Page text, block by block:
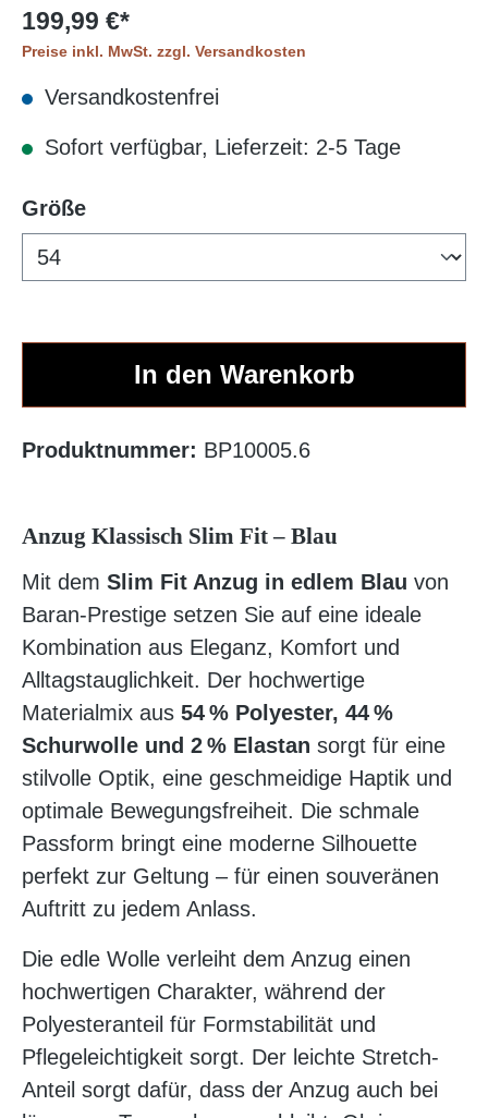
199,99 €*
Preise inkl. MwSt. zzgl. Versandkosten
Versandkostenfrei
Sofort verfügbar, Lieferzeit: 2-5 Tage
Größeauswählen
In den Warenkorb
Produktnummer: BP10005.6
Anzug Klassisch Slim Fit – Blau
Mit dem Slim Fit Anzug in edlem Blau von
Baran-Prestige setzen Sie auf eine ideale
Kombination aus Eleganz, Komfort und
Alltagstauglichkeit. Der hochwertige
Materialmix aus 54 % Polyester, 44 %
Schurwolle und 2 % Elastan sorgt für eine
stilvolle Optik, eine geschmeidige Haptik und
optimale Bewegungsfreiheit. Die schmale
Passform bringt eine moderne Silhouette
perfekt zur Geltung – für einen souveränen
Auftritt zu jedem Anlass.
Die edle Wolle verleiht dem Anzug einen
hochwertigen Charakter, während der
Polyesteranteil für Formstabilität und
Pflegeleichtigkeit sorgt. Der leichte Stretch-
Anteil sorgt dafür, dass der Anzug auch bei